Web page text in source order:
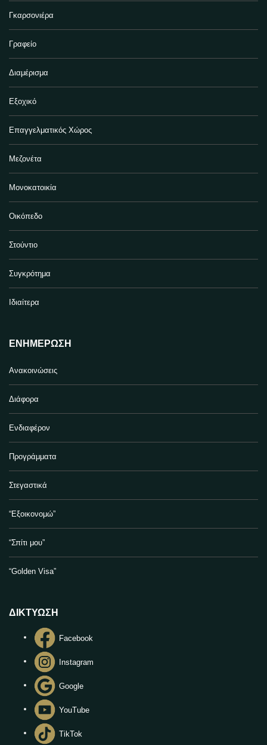
Γκαρσονιέρα
Γραφείο
Διαμέρισμα
Εξοχικό
Επαγγελματικός Χώρος
Μεζονέτα
Μονοκατοικία
Οικόπεδο
Στούντιο
Συγκρότημα
Ιδιαίτερα
ΕΝΗΜΈΡΩΣΗ
Ανακοινώσεις
Διάφορα
Ενδιαφέρον
Προγράμματα
Στεγαστικά
“Εξοικονομώ”
“Σπίτι μου”
“Golden Visa”
ΔΙΚΤΥΩΣΗ
Facebook
Instagram
Google
YouTube
TikTok